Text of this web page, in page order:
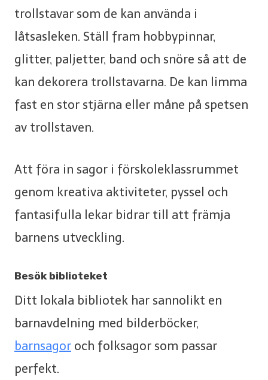
trollstavar som de kan använda i
låtsasleken. Ställ fram hobbypinnar,
glitter, paljetter, band och snöre så att de
kan dekorera trollstavarna. De kan limma
fast en stor stjärna eller måne på spetsen
av trollstaven.
Att föra in sagor i förskoleklassrummet
genom kreativa aktiviteter, pyssel och
fantasifulla lekar bidrar till att främja
barnens utveckling.
Besök biblioteket
Ditt lokala bibliotek har sannolikt en
barnavdelning med bilderböcker,
barnsagor och folksagor som passar
perfekt.